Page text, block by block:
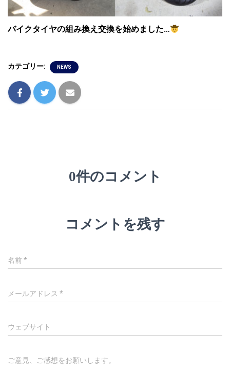
バイクタイヤの組み換え交換を始めました…
カテゴリー: NEWS
0件のコメント
コメントを残す
名前*
メールアドレス *
ウェブサイト
ご意見、ご感想をお願いします。